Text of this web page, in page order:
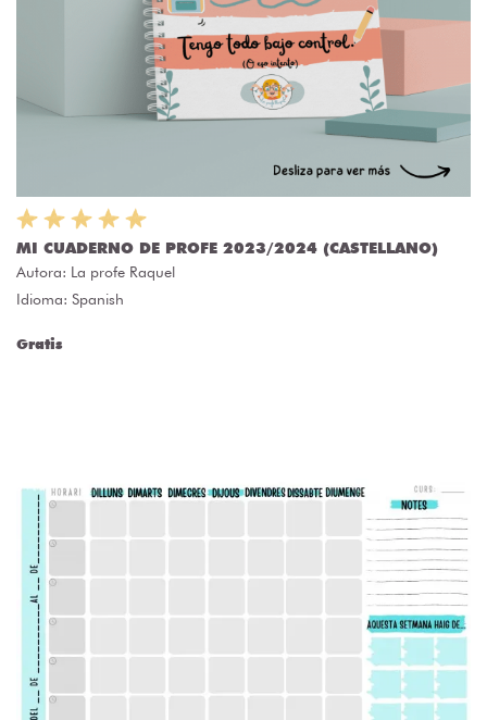
MI CUADERNO DE PROFE 2023/2024 (CASTELLANO)
Autora: La profe Raquel
Idioma: Spanish
Gratis